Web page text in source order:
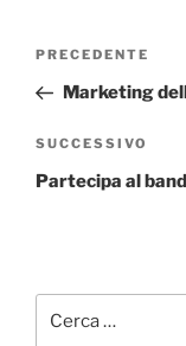
PRECEDENTE
Marketing
SUCCESSIVO
Partecipa al